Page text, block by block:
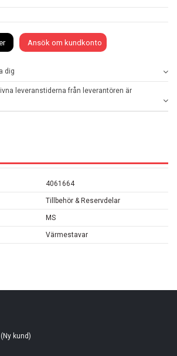
Ansök om kundkonto
dig
leveranstiderna från leverantören är
4061664
Tillbehör & Reservdelar
MS
Värmestavar
kund)